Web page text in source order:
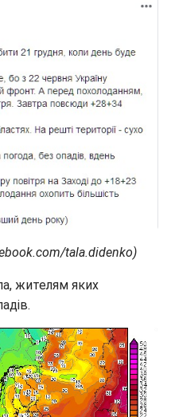
tala.didenko)
жителям яких